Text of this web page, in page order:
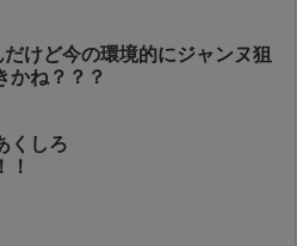
けど今の環境的にジャンヌ狙
かね？？？
くしろ
！